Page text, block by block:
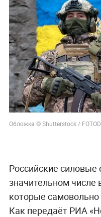
Обложка © Shutterstock /
Российские
значительном
которые самовольно
Как передаёт РИА